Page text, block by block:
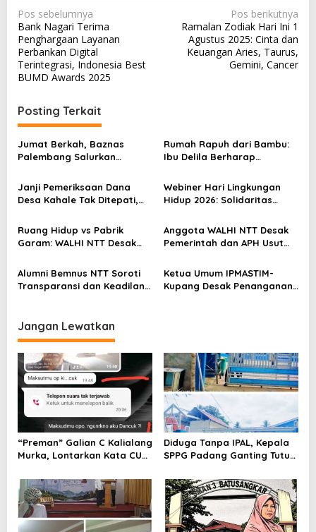
N
a
v
i
a
s
i
o
s
Pos sebelumnya
Bank Nagari Terima
Penghargaan Layanan
Perbankan Digital
Terintegrasi, Indonesia Best
BUMD Awards 2025
Pos berikutnya
Ramalan Zodiak Hari Ini 1
Agustus 2025: Cinta dan
Keuangan Aries, Taurus,
Gemini, Cancer
Posting Terkait
Jumat Berkah, Baznas
Palembang Salurkan
Kertapati
Rumah Rapuh dari Bambu:
Ibu Delila Berharap
Dinas Sosial
Janji Pemeriksaan Dana
Desa Kahale Tak Ditepati,
Keseriusan Kejati NTT
Webiner Hari Lingkungan
Hidup 2026: Solidaritas
Soroti Dampak Krisis Iklim
dan Ruang hidup di NTT
Ruang Hidup vs Pabrik
Garam: WALHI NTT Desak
Ndao Berubah Permanen
Anggota WALHI NTT Desak
Pemerintah dan APH Usut
Kayu Sonokeling Ilegal di
TTU
Alumni Bemnus NTT Soroti
Transparansi dan Keadilan
Unkriswina Sumba
Ketua Umum IPMASTIM-
Kupang Desak Penanganan
Jangan Lewatkan
“Preman” Galian C Kalialang
Murka, Lontarkan Kata CUK
Akui Lontarkan Ancaman
Pada Keluarga Wartawan
Diduga Tanpa IPAL, Kepala
SPPG Padang Ganting Tutup
Media Masuk